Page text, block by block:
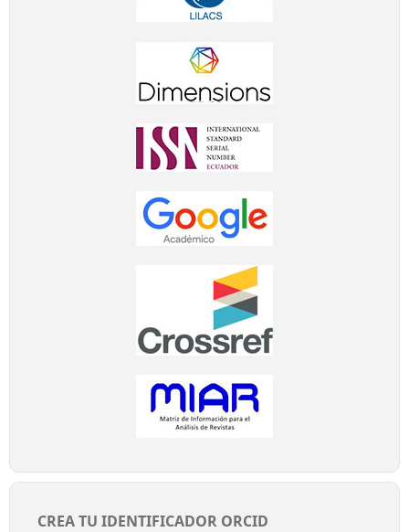
CREA TU IDENTIFICADOR ORCID